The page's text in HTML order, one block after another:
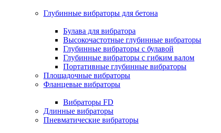
Глубинные вибраторы для бетона
Булава для вибратора
Высокочастотные глубинные вибраторы
Глубинные вибраторы с булавой
Глубинные вибраторы с гибким валом
Портативные глубинные вибраторы
Площадочные вибраторы
Фланцевые вибраторы
Вибраторы FD
Длинные вибраторы
Пневматические вибраторы